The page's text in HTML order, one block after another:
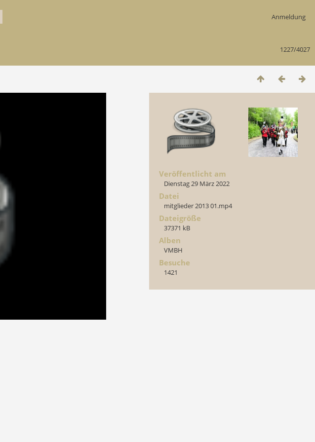
Anmeldung
1227/4027
Veröffentlicht am
Dienstag 29 März 2022
Datei
mitglieder 2013 01.mp4
Dateigröße
37371 kB
Alben
VMBH
Besuche
1421